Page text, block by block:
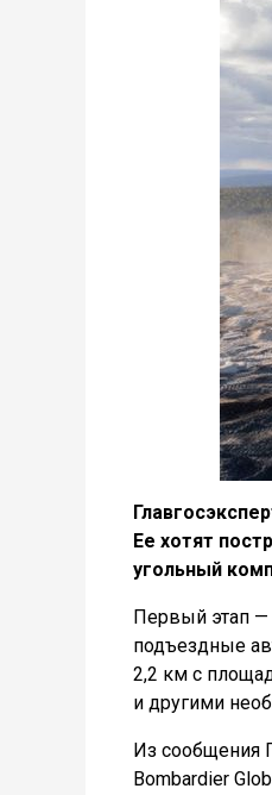
Ее хотят
угольный
Первый этап —
подъездные
2,2 км с
и другими
Из сообщения
Bombardier